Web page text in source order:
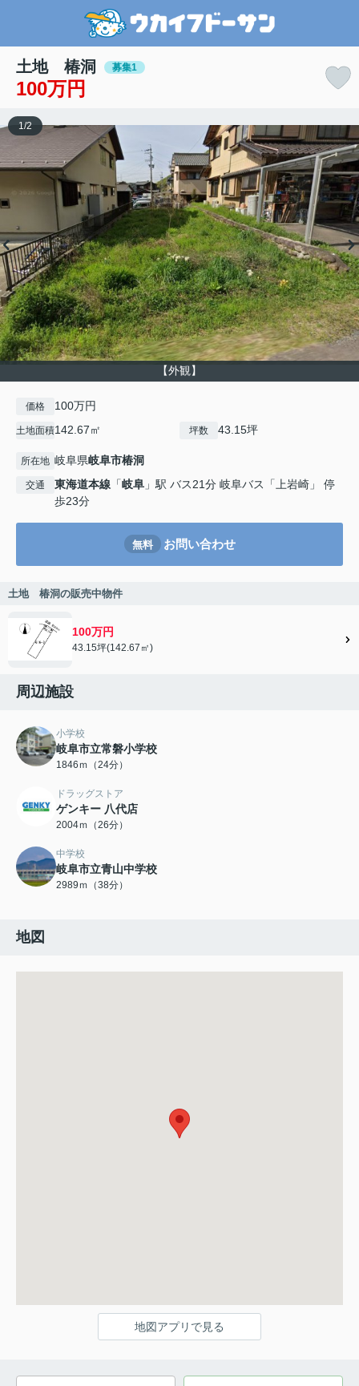
土地 椿洞 募集1
100万円
【外観】
1/2
価格 100万円
土地面積142.67㎡ 坪数 43.15坪
所在地 岐阜県岐阜市椿洞
交通 東海道本線 「岐阜 」駅 バス21分 岐阜バス「上岩崎」 停
歩23分
無料 お問い合わせ
土地 椿洞の販売中物件
100万円
43.15坪(142.67㎡)
周辺施設
小学校
岐阜市立常磐小学校
1846ｍ（24分）
ドラッグストア
ゲンキー 八代店
2004ｍ（26分）
中学校
岐阜市立青山中学校
2989ｍ（38分）
地図
地図アプリで見る